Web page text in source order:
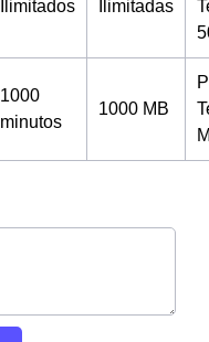
Ilimitados Ilimitadas
1000
minutos
1000 MB